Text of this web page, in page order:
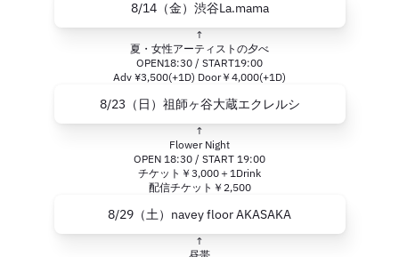
8/14（金）渋谷La.mama
↑
夏・女性アーティストの夕べ
OPEN18:30 / START19:00
Adv ¥3,500(+1D) Door￥4,000(+1D)
8/23（日）祖師ヶ谷大蔵エクレルシ
↑
Flower Night
OPEN 18:30 / START 19:00
チケット￥3,000＋1Drink
配信チケット￥2,500
8/29（土）navey floor AKASAKA
↑